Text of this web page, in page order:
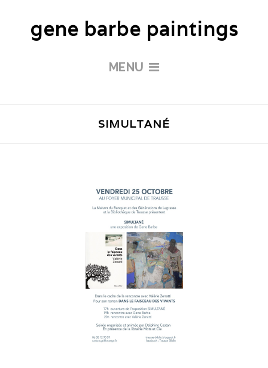
gene barbe paintings
MENU
SIMULTANÉ